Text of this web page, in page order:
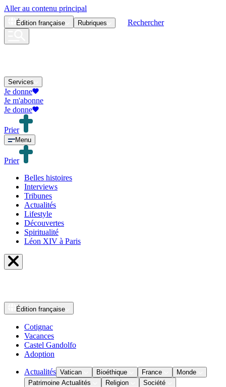
Aller au contenu principal
Édition française Rubriques Rechercher
Services
Je donne
Je m'abonne
Je donne
Prier
Menu
Prier
Belles histoires
Interviews
Tribunes
Actualités
Lifestyle
Découvertes
Spiritualité
Léon XIV à Paris
Édition française
Cotignac
Vacances
Castel Gandolfo
Adoption
Actualités Vatican Bioéthique France
Monde
Patrimoine Actualités
Religion Société